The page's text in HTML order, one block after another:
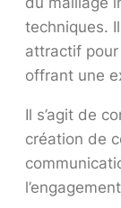
techniques.
attractif
offrant une
Il s’agit de
création de